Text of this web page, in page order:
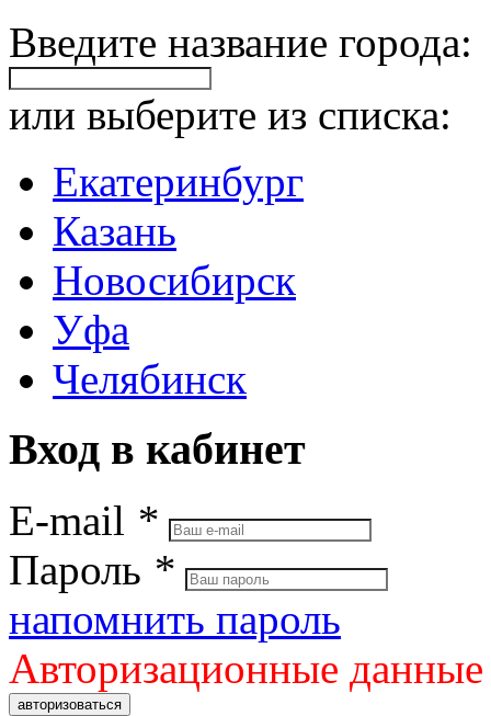
Введите название города:
или выберите из списка:
Екатеринбург
Казань
Новосибирск
Уфа
Челябинск
Вход в кабинет
E-mail *
Пароль *
напомнить пароль
Авторизационные
авторизоваться